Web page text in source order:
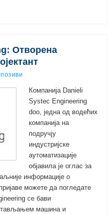
Отворена
Компанија Danieli
Systec Engineering
doo, једна од водећих
компанија на
подручју
индустријске
аутоматизације
објавила је оглас за
информације о
можете да погледате
се бави
машина и